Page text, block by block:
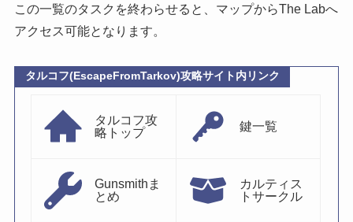
この一覧のタスクを終わらせると、マップからThe Labへ
アクセス可能となります。
タルコフ(EscapeFromTarkov)攻略サイト内リンク
タルコフ攻
略トップ
鍵一覧
Gunsmithま
とめ
カルティス
トサークル